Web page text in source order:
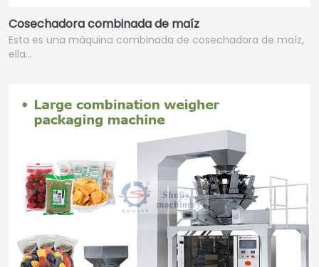
Cosechadora combinada de maíz
Esta es una máquina combinada de cosechadora de maíz,
ella…